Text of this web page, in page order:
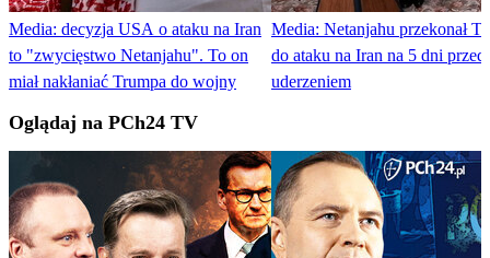
Media: decyzja USA o ataku na Iran
to "zwycięstwo Netanjahu". To on
miał nakłaniać Trumpa do wojny
Media: Netanjahu przekonał
do ataku na Iran na 5 dni przed
uderzeniem
Oglądaj na PCh24 TV